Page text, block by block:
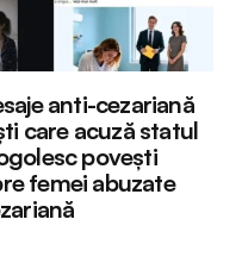
anti-cezariană
care acuză statul
povești
femei abuzate